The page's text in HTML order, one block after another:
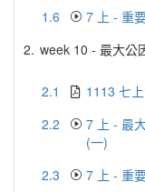
1.6
7 上 - 重
2. week 10 - 最大公
2.1
1113 七
2.2
7 上 - 最
(一)
2.3
7 上 - 重